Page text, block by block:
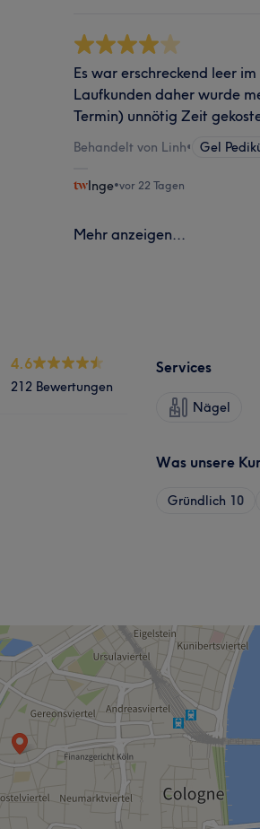
Es war erschreckend leer
Laufkunden daher wurde
Termin) unnötig Zeit
Behandelt von Linh• Gel
Inge•vor 22 Tagen
Mehr anzeigen...
4.6
212 Bewertungen
Services
Nägel
Was unsere
Gründlich 10